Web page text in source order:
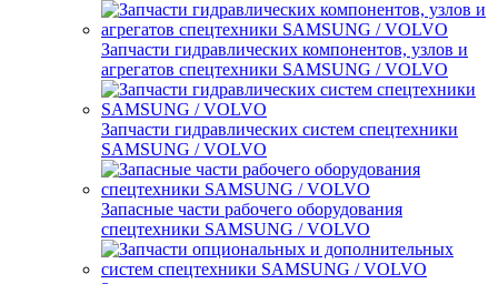
Запчасти гидравлических компонентов, узлов и
агрегатов спецтехники SAMSUNG / VOLVO
Запчасти гидравлических систем спецтехники
SAMSUNG / VOLVO
Запасные части рабочего оборудования
спецтехники SAMSUNG / VOLVO